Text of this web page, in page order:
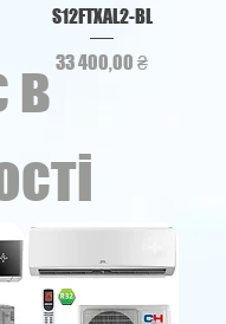
в
S12FTXAL2-BL
Ціна
33 400,00 ₴